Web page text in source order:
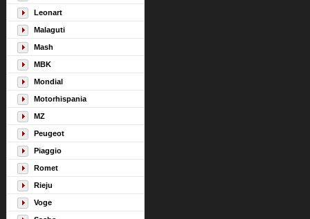
Leonart
Malaguti
Mash
MBK
Mondial
Motorhispania
MZ
Peugeot
Piaggio
Romet
Rieju
Voge